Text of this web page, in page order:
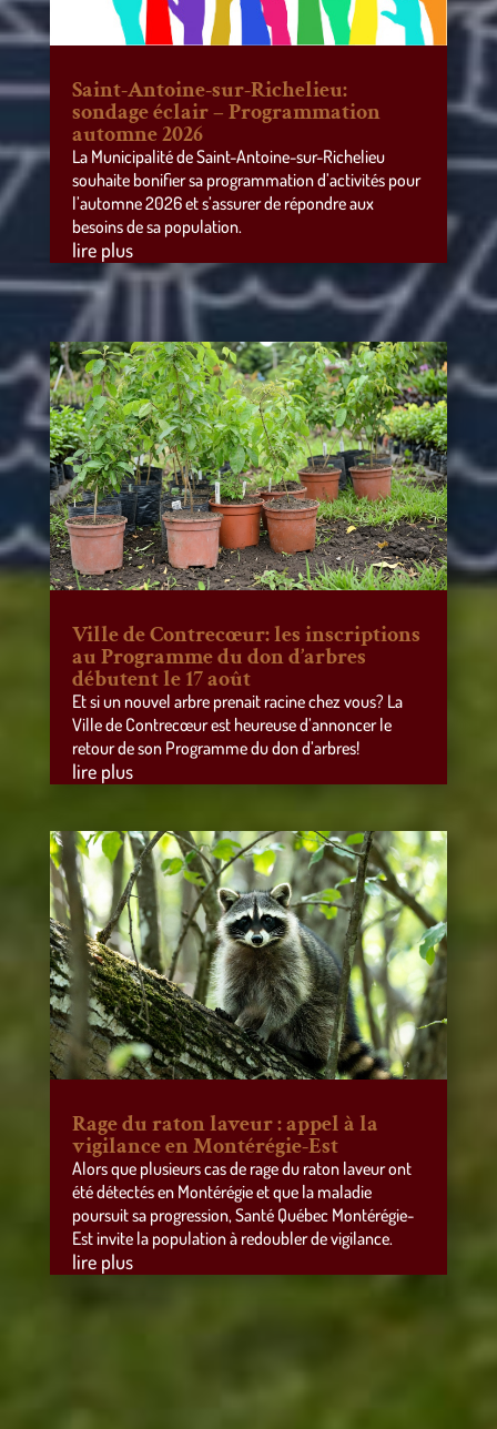
Saint-Antoine-sur-Richelieu:
sondage éclair – Programmation
automne 2026
La Municipalité de Saint-Antoine-sur-Richelieu
souhaite bonifier sa programmation d’activités pour
l’automne 2026 et s’assurer de répondre aux
besoins de sa population.
lire plus
Ville de Contrecœur: les inscriptions
au Programme du don d’arbres
débutent le 17 août
Et si un nouvel arbre prenait racine chez vous? La
Ville de Contrecœur est heureuse d’annoncer le
retour de son Programme du don d’arbres!
lire plus
Rage du raton laveur : appel à la
vigilance en Montérégie-Est
Alors que plusieurs cas de rage du raton laveur ont
été détectés en Montérégie et que la maladie
poursuit sa progression, Santé Québec Montérégie-
Est invite la population à redoubler de vigilance.
lire plus